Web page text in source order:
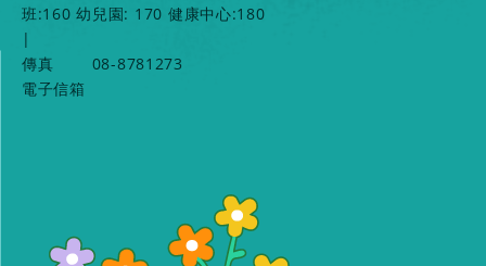
班:160 幼兒園: 170 健康中心:180
|
傳真
08-8781273
電子信箱